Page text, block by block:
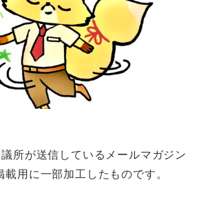
所が送信しているメールマガジン
用に一部加工したものです。